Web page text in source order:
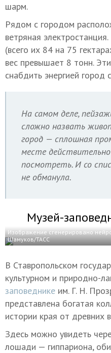
шарм.
Рядом с городом
ветряная
(всего их 84 на 75
вес превышает 8 тонн.
снабдить энергией
На самом деле,
сложно назвать
город — сплошная
месте
посмотреть. И со
не обманула.
Музей-
Изображение сгенерировано
Шамуков/ТАСС
В Ставропольском
культурном и природно-
заповеднике им. Г. Н.
представлена богатая
истории края от древних
Здесь можно увидеть
лошади — гиппариона,